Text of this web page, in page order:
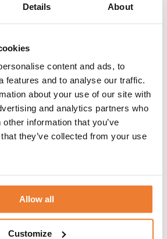
Details About
content and ads, to
features and to analyse our traffic.
about your use of our site with
and analytics partners who
information that you’ve
they’ve collected from your use
Allow all
Customize
08.00 – 17.00